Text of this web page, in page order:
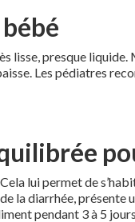
lisse, presque liquide.
Les pédiatres
lui permet de
la diarrhée, présente
pendant 3 à 5